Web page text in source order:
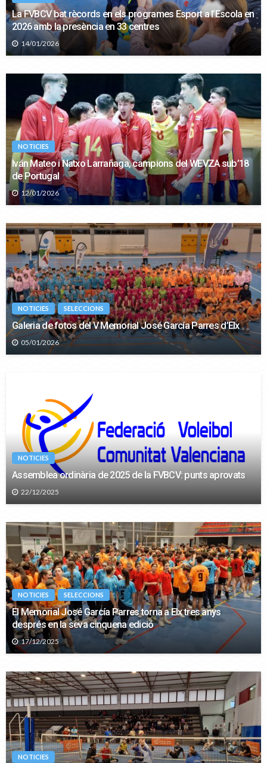
La FVBCV bat rècords en els programes Esport a l’Escola en
2026 amb la presència en 33 centres
14/01/2026
NOTICIES
Iván Mateo i Natxo Larrañaga, campions del WEVZA sub’18
de Portugal
12/01/2026
NOTICIES SELECCIONS
Galeria de fotos del V Memorial José García Parres d’Elx
05/01/2026
NOTICIES
Assemblea ordinària de 2025 de la FVBCV: punts aprovats
22/12/2025
NOTICIES SELECCIONS
El Memorial José García Parres torna a Elx tres anys
després en la seva cinquena edició
17/12/2025
NOTICIES